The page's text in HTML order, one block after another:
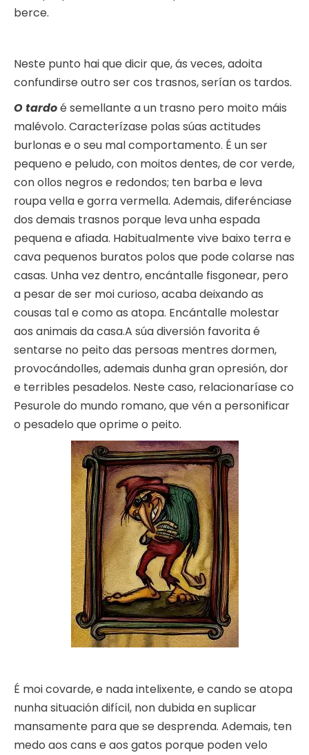
berce.
Neste punto hai que dicir que, ás veces, adoita
confundirse outro ser cos trasnos, serían os tardos.
O tardoé semellante a un trasno pero moito máis
malévolo. Caracterízase polas súas actitudes
burlonas e o seu mal comportamento. É un ser
pequeno e peludo, con moitos dentes, de cor verde,
con ollos negros e redondos; ten barba e leva
roupa vella e gorra vermella. Ademais, diferénciase
dos demais trasnos porque leva unha espada
pequena e afiada. Habitualmente vive baixo terra e
cava pequenos buratos polos que pode colarse nas
casas. Unha vez dentro, encántalle fisgonear, pero
a pesar de ser moi curioso, acaba deixando as
cousas tal e como as atopa. Encántalle molestar
aos animais da casa.A súa diversión favorita é
sentarse no peito das persoas mentres dormen,
provocándolles, ademais dunha gran opresión, dor
e terribles pesadelos. Neste caso, relacionaríase co
Pesurole do mundo romano, que vén a personificar
o pesadelo que oprime o peito.
É moi covarde, e nada intelixente, e cando se atopa
nunha situación difícil, non dubida en suplicar
mansamente para que se desprenda. Ademais, ten
medo aos cans e aos gatos porque poden velo